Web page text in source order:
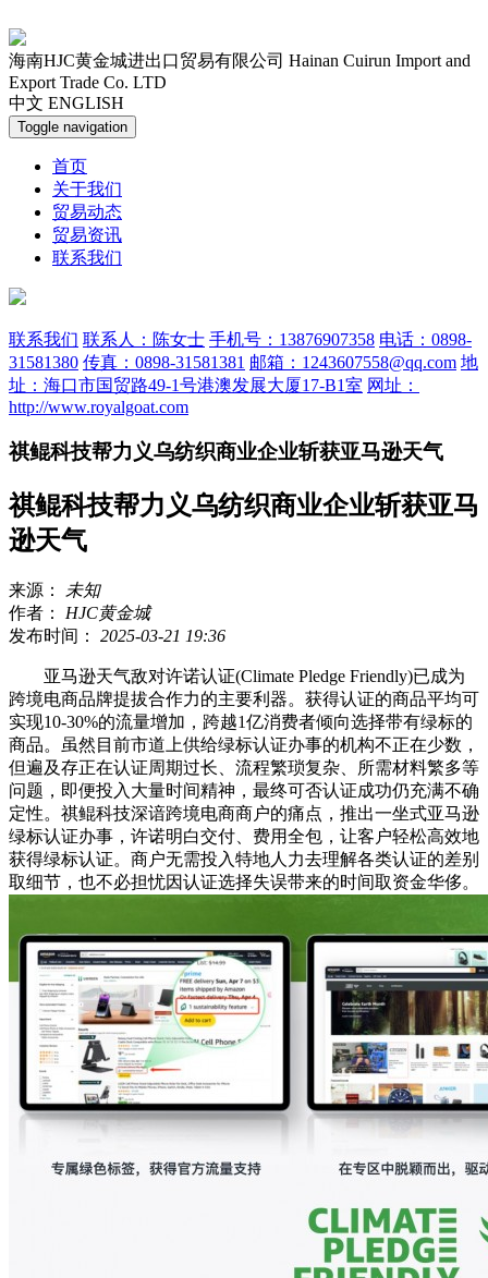
海南HJC黄金城进出口贸易有限公司 Hainan Cuirun Import and
Export Trade Co. LTD
中文 ENGLISH
Toggle navigation
首页
关于我们
贸易动态
贸易资讯
联系我们
联系我们 联系人：陈女士 手机号：13876907358 电话：0898-
31581380 传真：0898-31581381 邮箱：1243607558@qq.com 地
址：海口市国贸路49-1号港澳发展大厦17-B1室 网址：
http://www.royalgoat.com
祺鲲科技帮力义乌纺织商业企业斩获亚马逊天气
祺鲲科技帮力义乌纺织商业企业斩获亚马
逊天气
来源：
未知
作者： HJC黄金城
发布时间： 2025-03-21 19:36
亚马逊天气敌对许诺认证(Climate Pledge Friendly)已成为
跨境电商品牌提拔合作力的主要利器。获得认证的商品平均可
实现10-30%的流量增加，跨越1亿消费者倾向选择带有绿标的
商品。虽然目前市道上供给绿标认证办事的机构不正在少数，
但遍及存正在认证周期过长、流程繁琐复杂、所需材料繁多等
问题，即便投入大量时间精神，最终可否认证成功仍充满不确
定性。祺鲲科技深谙跨境电商商户的痛点，推出一坐式亚马逊
绿标认证办事，许诺明白交付、费用全包，让客户轻松高效地
获得绿标认证。商户无需投入特地人力去理解各类认证的差别
取细节，也不必担忧因认证选择失误带来的时间取资金华侈。